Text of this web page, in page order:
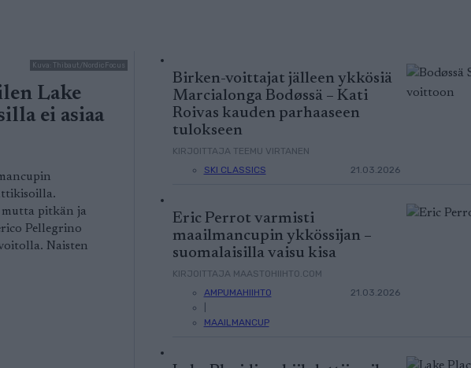
Kuva: Thibaut/NordicFocus
Lake
ei asiaa
mutta pitkän ja
Pellegrino
Naisten
Birken-voittajat jälleen ykkösiä
Marcialonga Bodøssä – Kati
Roivas kauden parhaaseen
tulokseen
KIRJOITTAJA TEEMU VIRTANEN
SKI CLASSICS
21.03.2026
Eric Perrot varmisti
maailmancupin ykkössijan –
suomalaisilla vaisu kisa
KIRJOITTAJA MAASTOHIIHTO.COM
AMPUMAHIIHTO
MAAILMANCUP
21.03.2026